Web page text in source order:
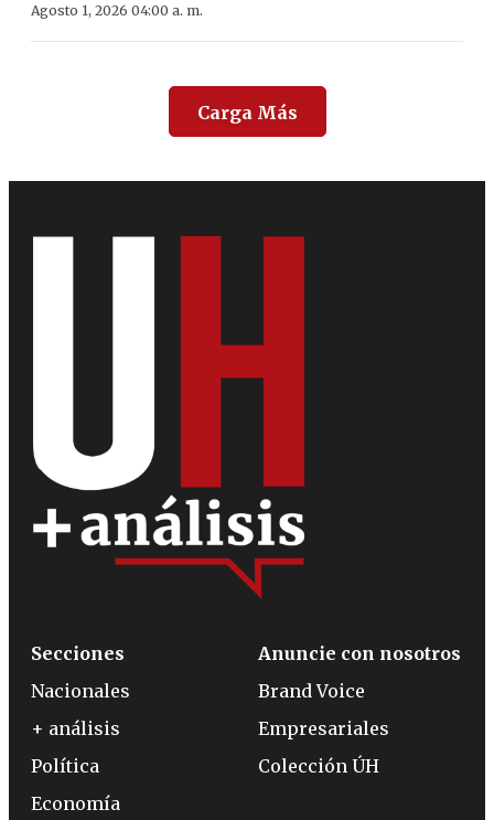
Agosto 1, 2026 04:00 a. m.
Carga Más
Secciones
Nacionales
+ análisis
Política
Economía
Anuncie con nosotros
Brand Voice
Empresariales
Colección ÚH